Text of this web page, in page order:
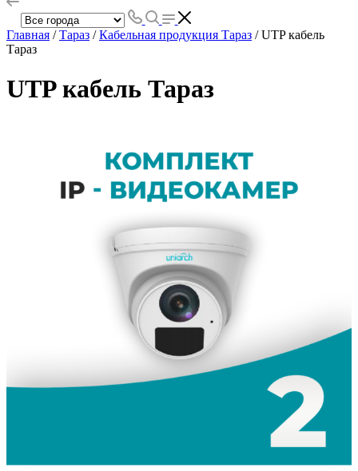
Главная /Тараз /Кабельная продукция Тараз / UTP кабель
Тараз
UTP кабель Тараз